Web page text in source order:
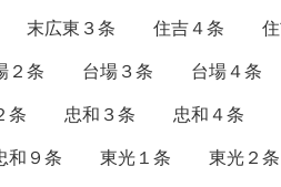
末広東３条 住吉４条
２条 台場３条 台場４条
条 忠和３条 忠和４条
和９条 東光１条 東光２条